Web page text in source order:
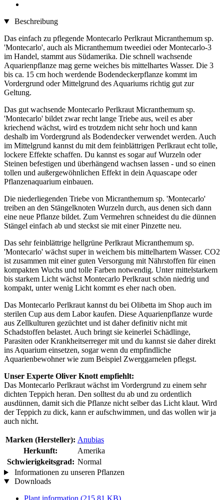
Beschreibung
Das einfach zu pflegende Montecarlo Perlkraut Micranthemum sp.
'Montecarlo', auch als Micranthemum tweediei oder Montecarlo-3
im Handel, stammt aus Südamerika. Die schnell wachsende
Aquarienpflanze mag gerne weiches bis mittelhartes Wasser. Die 3
bis ca. 15 cm hoch werdende Bodendeckerpflanze kommt im
Vordergrund oder Mittelgrund des Aquariums richtig gut zur
Geltung.
Das gut wachsende Montecarlo Perlkraut Micranthemum sp.
'Montecarlo' bildet zwar recht lange Triebe aus, weil es aber
kriechend wächst, wird es trotzdem nicht sehr hoch und kann
deshalb im Vordergrund als Bodendecker verwendet werden. Auch
im Mittelgrund kannst du mit dem feinblättrigen Perlkraut echt tolle,
lockere Effekte schaffen. Du kannst es sogar auf Wurzeln oder
Steinen befestigen und überhängend wachsen lassen - und so einen
tollen und außergewöhnlichen Effekt in dein Aquascape oder
Pflanzenaquarium einbauen.
Die niederliegenden Triebe von Micranthemum sp. 'Montecarlo'
treiben an den Stängelknoten Wurzeln durch, aus denen sich dann
eine neue Pflanze bildet. Zum Vermehren schneidest du die dünnen
Stängel einfach ab und steckst sie mit einer Pinzette neu.
Das sehr feinblättrige hellgrüne Perlkraut Micranthemum sp.
'Montecarlo' wächst super in weichem bis mittelhartem Wasser. CO2
ist zusammen mit einer guten Versorgung mit Nährstoffen für einen
kompakten Wuchs und tolle Farben notwendig. Unter mittelstarkem
bis starkem Licht wächst Montecarlo Perlkraut schön niedrig und
kompakt, unter wenig Licht kommt es eher nach oben.
Das Montecarlo Perlkraut kannst du bei Olibetta im Shop auch im
sterilen Cup aus dem Labor kaufen. Diese Aquarienpflanze wurde
aus Zellkulturen gezüchtet und ist daher definitiv nicht mit
Schadstoffen belastet. Auch bringt sie keinerlei Schädlinge,
Parasiten oder Krankheitserreger mit und du kannst sie daher direkt
ins Aquarium einsetzen, sogar wenn du empfindliche
Aquarienbewohner wie zum Beispiel Zwerggarnelen pflegst.
Unser Experte Oliver Knott empfiehlt:
Das Montecarlo Perlkraut wächst im Vordergrund zu einem sehr
dichten Teppich heran. Den solltest du ab und zu ordentlich
ausdünnen, damit sich die Pflanze nicht selber das Licht klaut. Wird
der Teppich zu dick, kann er aufschwimmen, und das wollen wir ja
auch nicht.
Marken (Hersteller): Anubias
Herkunft:
Amerika
Schwierigkeitsgrad: Normal
Informationen zu unseren Pflanzen
Downloads